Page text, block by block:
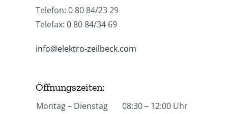
Telefon: 0 80 84/23 29
Telefax: 0 80 84/34 69
info@elektro-zeilbeck.com
Öffnungszeiten:
Montag – Dienstag
08:30 – 12:00 Uhr